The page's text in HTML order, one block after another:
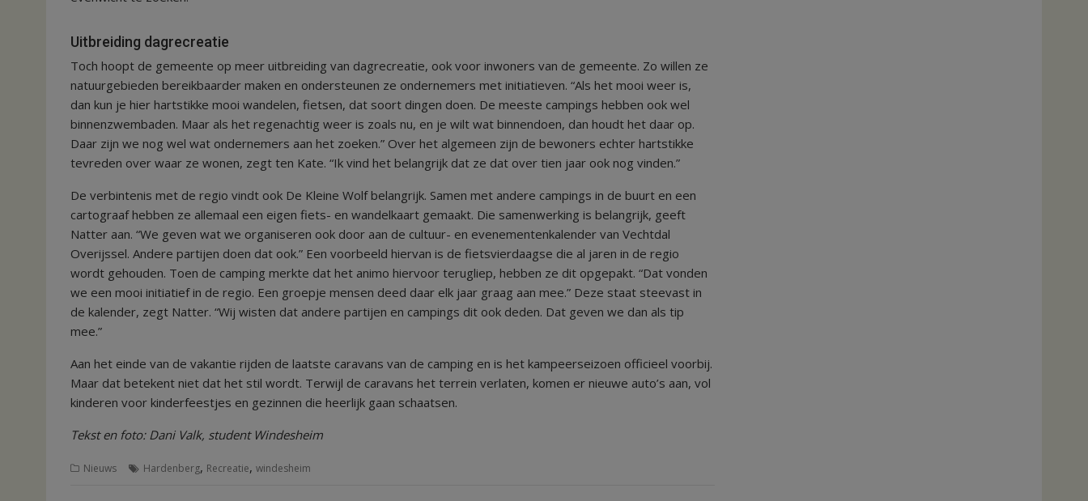
Uitbreiding dagrecreatie
Toch hoopt de gemeente op meer uitbreiding van dagrecreatie, ook voor inwoners van de gemeente. Zo willen ze
natuurgebieden bereikbaarder maken en ondersteunen ze ondernemers met initiatieven. “Als het mooi weer is,
dan kun je hier hartstikke mooi wandelen, fietsen, dat soort dingen doen. De meeste campings hebben ook wel
binnenzwembaden. Maar als het regenachtig weer is zoals nu, en je wilt wat binnendoen, dan houdt het daar op.
Daar zijn we nog wel wat ondernemers aan het zoeken.” Over het algemeen zijn de bewoners echter hartstikke
tevreden over waar ze wonen, zegt ten Kate. “Ik vind het belangrijk dat ze dat over tien jaar ook nog vinden.”
De verbintenis met de regio vindt ook De Kleine Wolf belangrijk. Samen met andere campings in de buurt en een
cartograaf hebben ze allemaal een eigen fiets- en wandelkaart gemaakt. Die samenwerking is belangrijk, geeft
Natter aan. “We geven wat we organiseren ook door aan de cultuur- en evenementenkalender van Vechtdal
Overijssel. Andere partijen doen dat ook.” Een voorbeeld hiervan is de fietsvierdaagse die al jaren in de regio
wordt gehouden. Toen de camping merkte dat het animo hiervoor terugliep, hebben ze dit opgepakt. “Dat vonden
we een mooi initiatief in de regio. Een groepje mensen deed daar elk jaar graag aan mee.” Deze staat steevast in
de kalender, zegt Natter. “Wij wisten dat andere partijen en campings dit ook deden. Dat geven we dan als tip
mee.”
Aan het einde van de vakantie rijden de laatste caravans van de camping en is het kampeerseizoen officieel voorbij.
Maar dat betekent niet dat het stil wordt. Terwijl de caravans het terrein verlaten, komen er nieuwe auto’s aan, vol
kinderen voor kinderfeestjes en gezinnen die heerlijk gaan schaatsen.
Tekst en foto: Dani Valk, student Windesheim
Nieuws Hardenberg, Recreatie, windesheim